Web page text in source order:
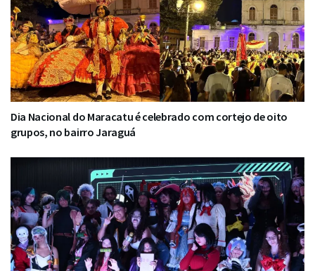
Dia Nacional do Maracatu é celebrado com cortejo de oito
grupos, no bairro Jaraguá